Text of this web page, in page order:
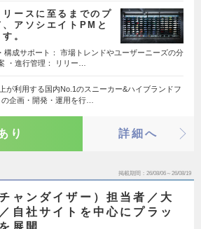
ースに至るまでのプ
アソシエイトPMと
。
構成サポート： 市場トレンドやユーザーニーズの分
・進行管理： リリー…
が利用する国内No.1のスニーカー&ハイブランドフ
企画・開発・運用を行…
り 詳細へ
掲載期間 26/08/06～26/08/19
ャンダイザー）担当者／大
自社サイトを中心にプラッ
展開